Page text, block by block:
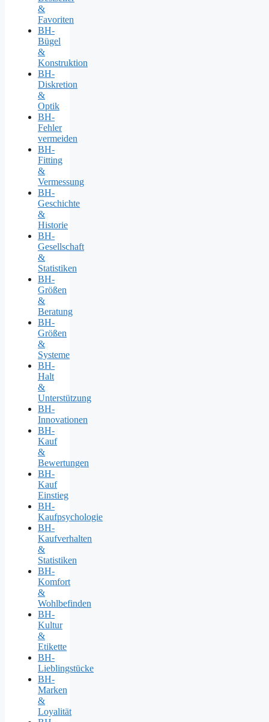
&
Favoriten
BH-
Bügel
&
Konstruktion
BH-
Diskretion
&
Optik
BH-
Fehler
vermeiden
BH-
Fitting
&
Vermessung
BH-
Geschichte
&
Historie
BH-
Gesellschaft
&
Statistiken
BH-
Größen
&
Beratung
BH-
Größen
&
Systeme
BH-
Halt
&
Unterstützung
BH-
Innovationen
BH-
Kauf
&
Bewertungen
BH-
Kauf
Einstieg
BH-
Kaufpsychologie
BH-
Kaufverhalten
&
Statistiken
BH-
Komfort
&
Wohlbefinden
BH-
Kultur
&
Etikette
BH-
Lieblingstücke
BH-
Marken
&
Loyalität